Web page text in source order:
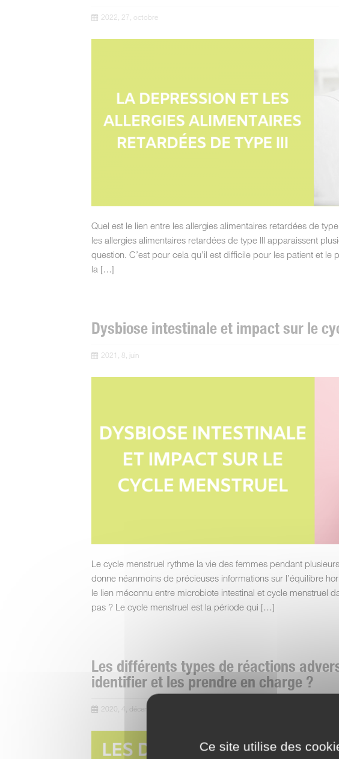
2022, 27, octobre
Quel est le lien entre les allergies alimentaires retardées de
les allergies alimentaires retardées de type III apparaissent
question. C’est pour cela qu’il est difficile pour les patient et le
la […]
Dysbiose intestinale et impact sur le
2021, 8, juin
Le cycle menstruel rythme la vie des femmes pendant
donne néanmoins de précieuses informations sur l’équilibre
le lien méconnu entre microbiote intestinal et cycle menstruel
pas ? Le cycle menstruel est la période qui […]
Les différents types de réactions
identifier et les prendre en charge ?
2020, 4, décembre
Ce site utilise des